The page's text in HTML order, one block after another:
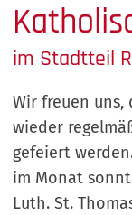
im Stadtteil
Wir freuen
wieder
gefeiert
im Monat
Luth. St.